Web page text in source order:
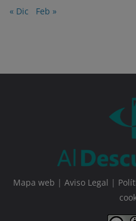
« Dic Feb »
Mapa web | Aviso Legal |